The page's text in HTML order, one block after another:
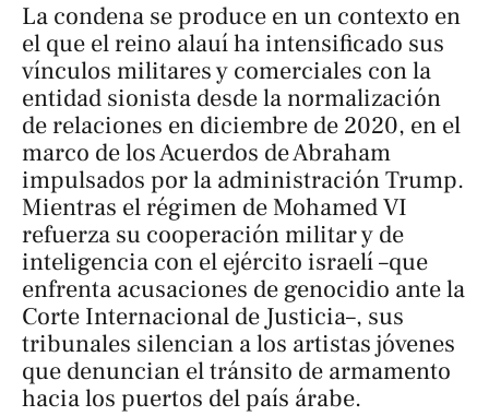
La condena se produce en un contexto en
el que el reino alauí ha intensificado sus
vínculos militares y comerciales con la
entidad sionista desde la normalización
de relaciones en diciembre de 2020, en el
marco de los Acuerdos de Abraham
impulsados por la administración Trump.
Mientras el régimen de Mohamed VI
refuerza su cooperación militar y de
inteligencia con el ejército israelí –que
enfrenta acusaciones de genocidio ante la
Corte Internacional de Justicia–, sus
tribunales silencian a los artistas jóvenes
que denuncian el tránsito de armamento
hacia los puertos del país árabe.